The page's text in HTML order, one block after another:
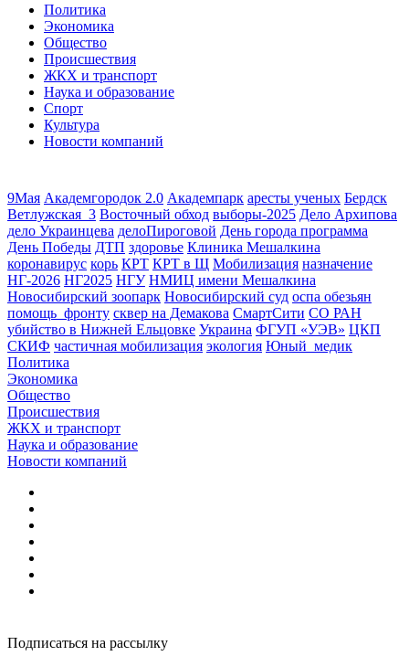
Политика
Экономика
Общество
Происшествия
ЖКХ и транспорт
Наука и образование
Спорт
Культура
Новости компаний
9Мая Академгородок 2.0 Академпарк аресты ученых Бердск
Ветлужская_3 Восточный обход выборы-2025 Дело Архипова
дело Украинцева делоПироговой День города программа
День Победы ДТП здоровье Клиника Мешалкина
коронавирус корь КРТ КРТ в Щ Мобилизация назначение
НГ-2026 НГ2025 НГУ НМИЦ имени Мешалкина
Новосибирский зоопарк Новосибирский суд оспа обезьян
помощь_фронту сквер на Демакова СмартСити СО РАН
убийство в Нижней Ельцовке Украина ФГУП «УЭВ» ЦКП
СКИФ частичная мобилизация экология Юный_медик
Политика
Экономика
Общество
Происшествия
ЖКХ и транспорт
Наука и образование
Новости компаний
Подписаться на рассылку